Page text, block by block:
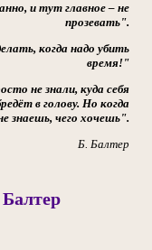
и тут главное – не
прозевать".
когда надо убить
время!"
не знали, куда себя
в голову. Но когда
знаешь, чего хочешь".
Б. Балтер